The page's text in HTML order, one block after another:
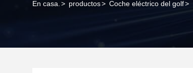
En casa. > productos> Coche eléctrico del golf>